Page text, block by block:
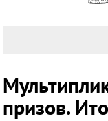
призов.